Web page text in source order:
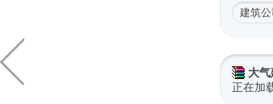
建筑公
大
正在加